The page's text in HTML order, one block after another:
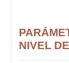
NIVEL